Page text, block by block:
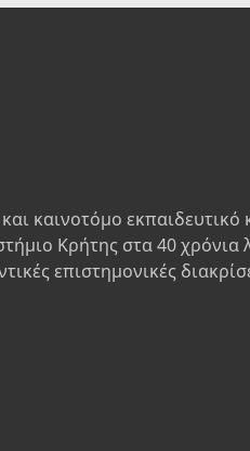
καινοτόμο εκπαιδευτικό
Κρήτης στα 40 χρόνια
επιστημονικές